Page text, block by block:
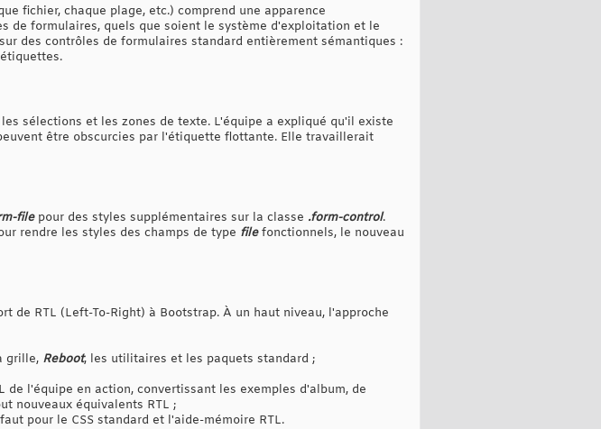
fichier, chaque plage, etc.) comprend une apparence
de formulaires, quels que soient le système d'exploitation et le
des contrôles de formulaires standard entièrement sémantiques :
sélections et les zones de texte. L'équipe a expliqué qu'il existe
être obscurcies par l'étiquette flottante. Elle travaillerait
filepour des styles supplémentaires sur la classe .form-control.
rendre les styles des champs de type filefonctionnels, le nouveau
de RTL (Left-To-Right) à Bootstrap. À un haut niveau, l'approche
grille, Reboot, les utilitaires et les paquets standard ;
de l'équipe en action, convertissant les exemples d'album, de
nouveaux équivalents RTL ;
pour le CSS standard et l'aide-mémoire RTL.